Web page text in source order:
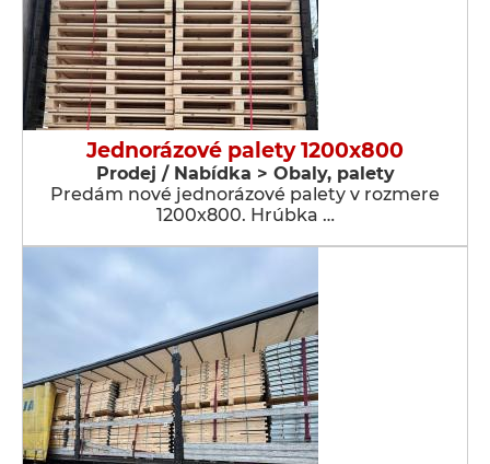
Jednorázové palety 1200x800
Prodej / Nabídka > Obaly, palety
Predám nové jednorázové palety v rozmere
1200x800. Hrúbka …